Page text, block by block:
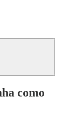
como